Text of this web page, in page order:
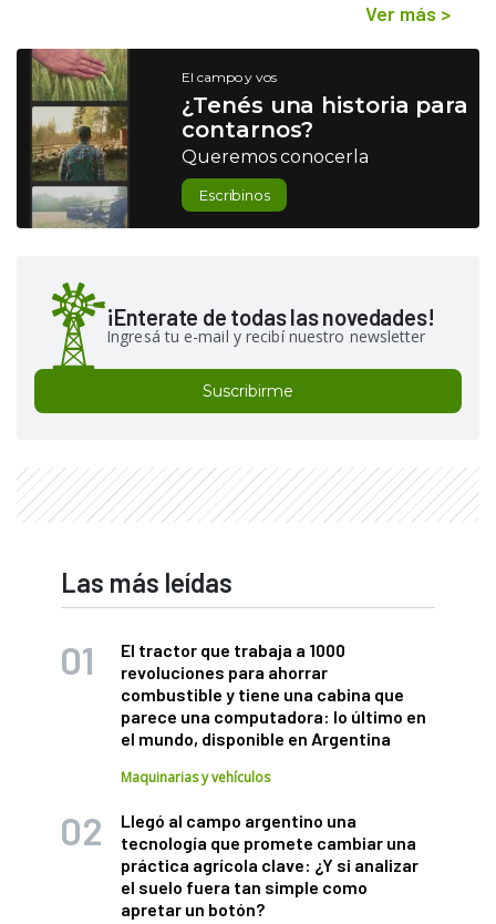
Ver más >
El campo y vos
¿Tenés una historia para
contarnos?
Queremos conocerla
Escribinos
¡Enterate de todas las novedades!
Ingresá tu e-mail y recibí nuestro newsletter
Suscribirme
Las más leídas
El tractor que trabaja a 1000
revoluciones para ahorrar
combustible y tiene una cabina que
parece una computadora: lo último en
el mundo, disponible en Argentina
Maquinarias y vehículos
Llegó al campo argentino una
tecnología que promete cambiar una
práctica agrícola clave: ¿Y si analizar
el suelo fuera tan simple como
apretar un botón?